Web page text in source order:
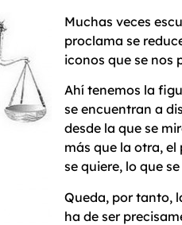
Muchas veces
proclama se
iconos que se nos
Ahí tenemos la
se encuentran a
desde la que se
más que la otra, el
se quiere, lo que
Queda, por tanto,
ha de ser